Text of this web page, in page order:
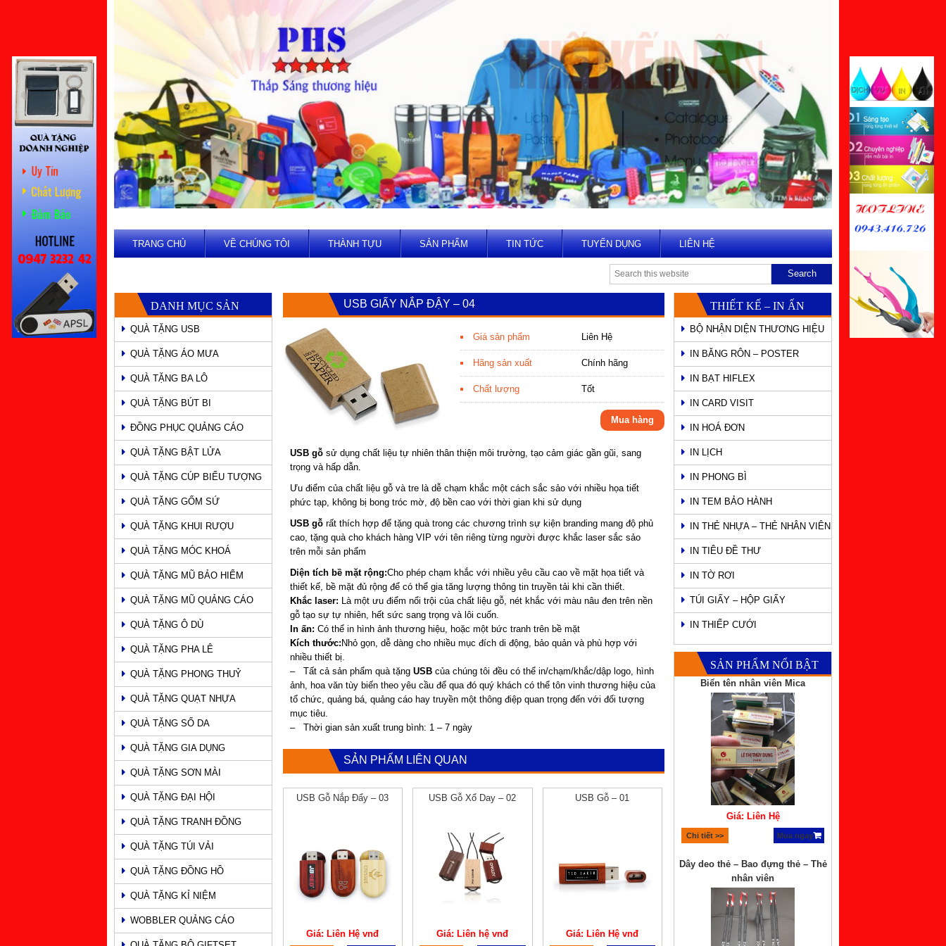
TRANG CHỦ VỀ CHÚNG TÔI THÀNH TỰU SẢN PHẨM TIN TỨC TUYỂN DỤNG LIÊN HỆ
USB GIẤY NẮP ĐẬY – 04
Giá sản phẩm Liên Hệ
Hãng sản xuất Chính hãng
Chất lượng Tốt
Mua hàng
USB gỗsử dụng chất liệu tự nhiên thân thiện môi trường, tạo cảm giác gần gũi, sang
trọng và hấp dẫn.
Ưu điểm của chất liệu gỗ và tre là dễ chạm khắc một cách sắc sảo với nhiều họa tiết
phức tạp, không bị bong tróc mờ, độ bền cao với thời gian khi sử dụng
USB gỗrất thích hợp để tặng quà trong các chương trình sự kiện branding mang độ phủ
cao, tặng quà cho khách hàng VIP với tên riêng từng người được khắc laser sắc sảo
trên mỗi sản phẩm
Diện tích bề mặt rộng:Cho phép chạm khắc với nhiều yêu cầu cao về mặt họa tiết và
thiết kế, bề mặt đủ rộng để có thể gia tăng lượng thông tin truyền tải khi cần thiết.
Khắc laser: Là một ưu điểm nổi trội của chất liệu gỗ, nét khắc với màu nâu đen trên nền
gỗ tạo sự tự nhiên, hết sức sang trọng và lôi cuốn.
In ấn: Có thể in hình ảnh thương hiệu, hoặc một bức tranh trên bề mặt
Kích thước: Nhỏ gọn, dễ dàng cho nhiều mục đích di động, bảo quản và phù hợp với
nhiều thiết bị.
– Tất cả sản phẩm quà tặngUSBcủa chúng tôi đều có thể in/chạm/khắc/dập logo, hình
ảnh, hoa văn tùy biến theo yêu cầu để qua đó quý khách có thể tôn vinh thương hiệu của
tổ chức, quảng bá, quảng cáo hay truyền một thông điệp quan trọng đến với đối tượng
mục tiêu.
– Thời gian sản xuất trung bình: 1 – 7 ngày
SẢN PHẨM LIÊN QUAN
USB Gỗ Nắp Đẩy – 03
Giá: Liên Hệ vnđ
USB Gỗ Xổ Day – 02
Giá: Liên hệ vnđ
USB Gỗ – 01
Giá: Liên Hệ vnđ
THIẾT KẾ – IN ẤN
BỘ NHẬN DIỆN THƯƠNG HIỆU
IN BĂNG RÔN – POSTER
IN BẠT HIFLEX
IN CARD VISIT
IN HOÁ ĐƠN
IN LỊCH
IN PHONG BÌ
IN TEM BẢO HÀNH
IN THẺ NHỰA – THẺ NHÂN VIÊN
IN TIÊU ĐỀ THƯ
IN TỜ RƠI
TÚI GIẤY – HỘP GIẤY
IN THIẾP CƯỚI
SẢN PHẨM NỔI BẬT
Biển tên nhân viên Mica
Giá: Liên Hệ
Chi tiết >> Mua ngay
Dây deo thẻ – Bao đựng thẻ – Thẻ
nhân viên
DANH MỤC SẢN
PHẨM
QUÀ TẶNG USB
QUÀ TẶNG ÁO MƯA
QUÀ TẶNG BA LÔ
QUÀ TẶNG BÚT BI
ĐỒNG PHỤC QUẢNG CÁO
QUÀ TẶNG BẬT LỬA
QUÀ TẶNG CÚP BIỂU TƯỢNG
QUÀ TẶNG GỐM SỨ
QUÀ TẶNG KHUI RƯỢU
QUÀ TẶNG MÓC KHOÁ
QUÀ TẶNG MŨ BẢO HIỂM
QUÀ TẶNG MŨ QUẢNG CÁO
QUÀ TẶNG Ô DÙ
QUÀ TẶNG PHA LÊ
QUÀ TẶNG PHONG THUỶ
QUÀ TẶNG QUẠT NHỰA
QUÀ TẶNG SỔ DA
QUÀ TẶNG GIA DỤNG
QUÀ TẶNG SƠN MÀI
QUÀ TẶNG ĐẠI HỘI
QUÀ TẶNG TRANH ĐỒNG
QUÀ TẶNG TÚI VẢI
QUÀ TẶNG ĐỒNG HỒ
QUÀ TẶNG KỈ NIỆM
WOBBLER QUẢNG CÁO